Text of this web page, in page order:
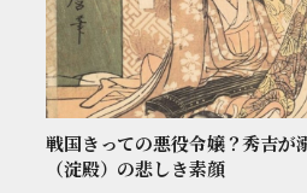
戦国きっての悪役令嬢？秀吉が
（淀殿）の悲しき素顔